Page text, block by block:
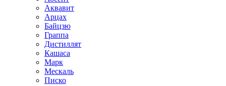
Аквавит
Арцах
Байцзю
Граппа
Дистиллят
Кашаса
Марк
Мескаль
Писко